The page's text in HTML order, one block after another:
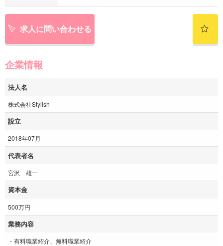
求人に問い合わせる
企業情報
法人名
株式会社Stylish
設立
2018年07月
代表者名
宮沢 雄一
資本金
500万円
業務内容
・有料職業紹介、無料職業紹介